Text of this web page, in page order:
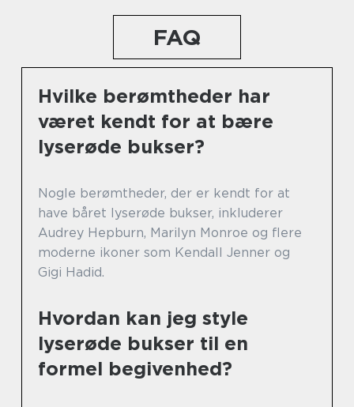
FAQ
Hvilke berømtheder har
været kendt for at bære
lyserøde bukser?
Nogle berømtheder, der er kendt for at
have båret lyserøde bukser, inkluderer
Audrey Hepburn, Marilyn Monroe og flere
moderne ikoner som Kendall Jenner og
Gigi Hadid.
Hvordan kan jeg style
lyserøde bukser til en
formel begivenhed?